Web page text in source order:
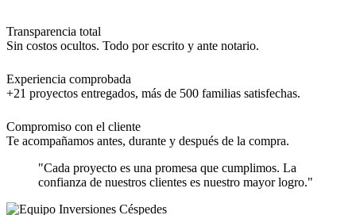
Transparencia total
Sin costos ocultos. Todo por escrito y ante notario.
Experiencia comprobada
+21 proyectos entregados, más de 500 familias satisfechas.
Compromiso con el cliente
Te acompañamos antes, durante y después de la compra.
"Cada proyecto es una promesa que cumplimos. La
confianza de nuestros clientes es nuestro mayor logro."